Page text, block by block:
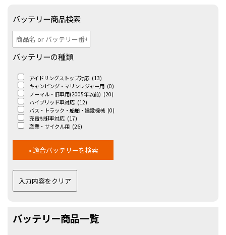
バッテリー商品検索
バッテリーの種類
アイドリングストップ対応 (13)
キャンピング・マリンレジャー用 (0)
ノーマル・旧車用(2005年以前) (20)
ハイブリッド車対応 (12)
バス・トラック・船舶・建設機械 (0)
充電制御車対応 (17)
産業・サイクル用 (26)
バッテリー商品一覧